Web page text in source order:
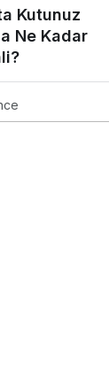
Kutunuz
Ne Kadar
Ebelik